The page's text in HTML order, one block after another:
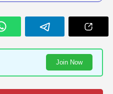
Join Now